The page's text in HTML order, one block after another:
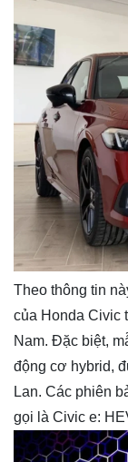
Theo thông tin
của Honda Civic
Nam. Đặc biệt,
động cơ hybrid,
Lan. Các phiên
gọi là Civic e: